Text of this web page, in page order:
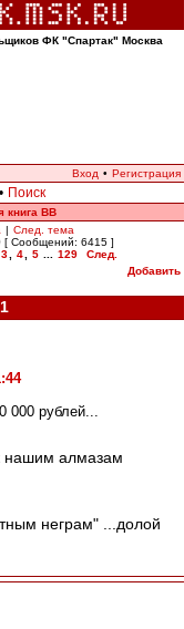
ФК "Спартак" Москва
Вход • Регистрация
• Поиск
книга ВВ
| След. тема
[ Сообщений: 6415 ]
3 4 5 129
След.
Добавить
000 рублей...
нашим алмазам
неграм" ...долой